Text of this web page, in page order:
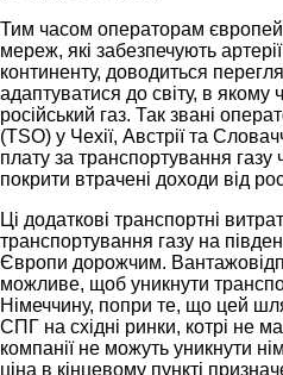
Тим часом операторам
мереж, які забезпечують
континенту, доводиться
адаптуватися до світу, в якому
російський газ. Так звані
(TSO) у Чехії, Австрії та
плату за транспортування
покрити втрачені доходи від
Ці додаткові транспортні
транспортування газу на
Європи дорожчим.
можливе, щоб уникнути
Німеччину, попри те, що цей
СПГ на східні ринки, котрі не
компанії не можуть уникнути
ціна в кінцевому пункті